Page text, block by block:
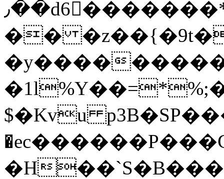
٫��d6򆧇�������*��[|^]oo���NW~zz>�X&�u�=K?
��
�y����
$�Kvu
�H